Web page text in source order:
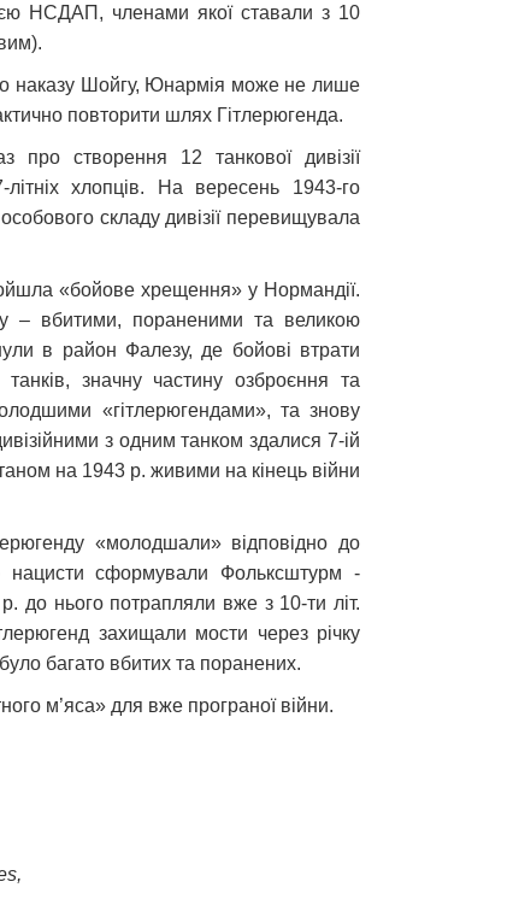
НСДАП, членами якої ставали з 10
наказу Шойгу, Юнармія може не лише
повторити шлях Гітлерюгенда.
створення 12 танкової дивізії
хлопців. На вересень 1943-го
складу дивізії перевищувала
«бойове хрещення» у Нормандії.
– вбитими, пораненими та великою
в район Фалезу, де бойові втрати
танків, значну частину озброєння та
«гітлерюгендами», та знову
з одним танком здалися 7-ій
на 1943 р. живими на кінець війни
«молодшали» відповідно до
нацисти сформували Фольксштурм ‑
до нього потрапляли вже з 10-ти літ.
захищали мости через річку
багато вбитих та поранених.
м’яса» для вже програної війни.